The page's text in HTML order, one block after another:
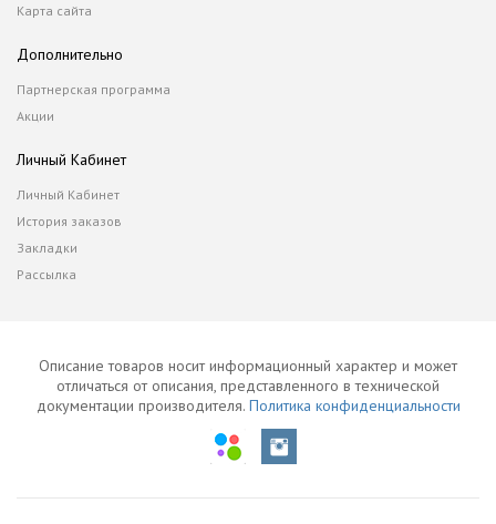
Карта сайта
Дополнительно
Партнерская программа
Акции
Личный Кабинет
Личный Кабинет
История заказов
Закладки
Рассылка
Описание товаров носит информационный характер и может
отличаться от описания, представленного в технической
документации производителя. Политика конфиденциальности